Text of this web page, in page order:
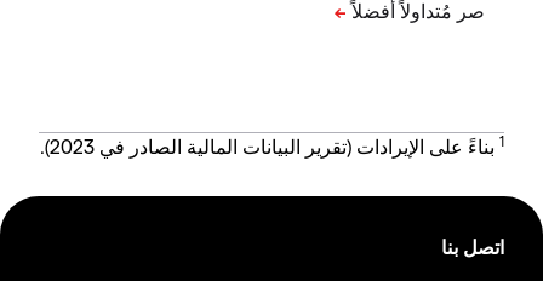
1 بناءً على الإيرادات (تقرير البيانات المالية الصادر في 2023).
اتصل بنا